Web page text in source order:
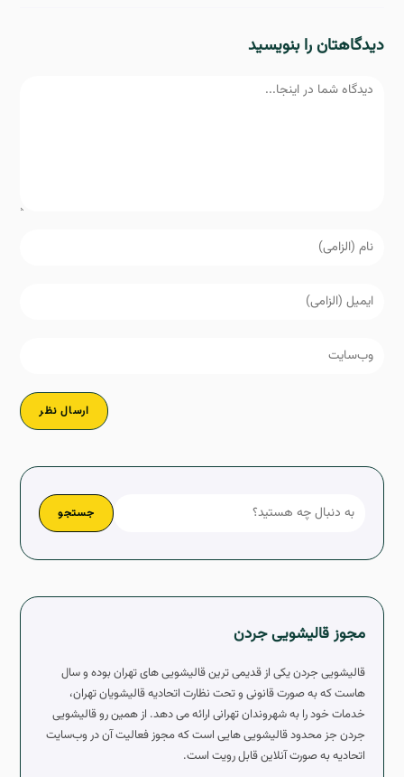
دیدگاهتان را بنویسید
جستجو
مجوز قالیشویی جردن
قالیشویی جردن یکی از قدیمی ترین قالیشویی های تهران بوده و سال
هاست که به صورت قانونی و تحت نظارت اتحادیه قالیشویان تهران،
خدمات خود را به شهروندان تهرانی ارائه می دهد. از همین رو قالیشویی
جردن جز محدود قالیشویی هایی است که مجوز فعالیت آن در وب‌سایت
اتحادیه به صورت آنلاین قابل رویت است.